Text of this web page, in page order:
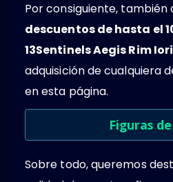
Por consiguiente,
descuentos de hasta el
13Sentinels Aegis Rim
adquisición de cualquiera
en esta página.
Figuras
Sobre todo, queremos